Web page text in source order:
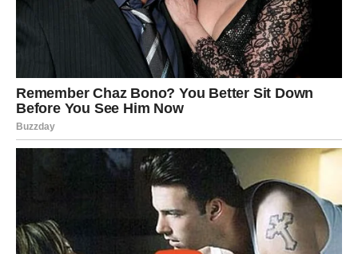
Mnogi Lavovi će tokom narednog perioda napraviti
promjene koje će ih kasnije dovesti do mnogo srećnijeg i
ispunjenijeg života.
PRED VAMA JE PERIOD KOJI
ĆETE DUGO PAMTITI
Sve kroz šta ste prošli nije bilo uzalud.
Svaka prepreka, svako razočaranje i svaki trenutak tokom